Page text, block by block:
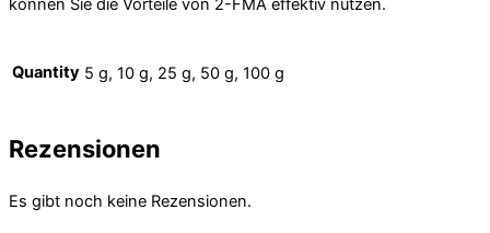
Quantity 5 g, 10 g, 25 g, 50 g, 100 g
Rezensionen
Es gibt noch keine Rezensionen.